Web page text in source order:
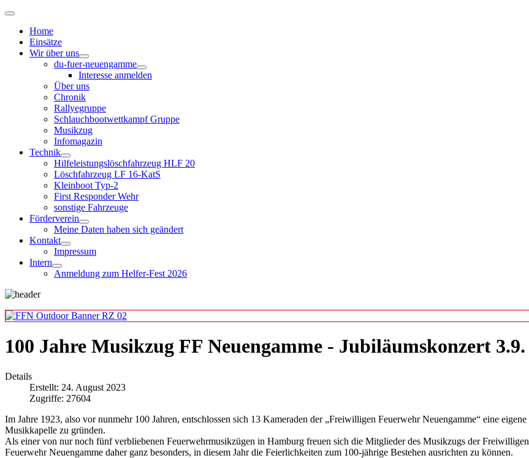
Home
Einsätze
Wir über uns
du-fuer-neuengamme
Interesse anmelden
Über uns
Chronik
Rallyegruppe
Schlauchbootwettkampf Gruppe
Musikzug
Infomagazin
Technik
Hilfeleistungslöschfahrzeug HLF 20
Löschfahrzeug LF 16-KatS
Kleinboot Typ-2
First Responder Wehr
sonstige Fahrzeuge
Förderverein
Meine Daten haben sich geändert
Kontakt
Impressum
Intern
Anmeldung zum Helfer-Fest 2026
100 Jahre Musikzug FF Neuengamme - Jubiläumskonzert 3.9.
Details
Erstellt: 24. August 2023
Zugriffe: 27604
Im Jahre 1923, also vor nunmehr 100 Jahren, entschlossen sich 13 Kameraden der „Freiwilligen Feuerwehr Neuengamme“ eine eigene
Musikkapelle zu gründen.
Als einer von nur noch fünf verbliebenen Feuerwehrmusikzügen in Hamburg freuen sich die Mitglieder des Musikzugs der Freiwilligen
Feuerwehr Neuengamme daher ganz besonders, in diesem Jahr die Feierlichkeiten zum 100-jährige Bestehen ausrichten zu können.